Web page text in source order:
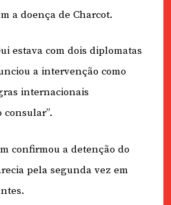
a doença de Charcot.
estava com dois diplomatas
a intervenção como
internacionais
consular”.
confirmou a detenção do
pela segunda vez em